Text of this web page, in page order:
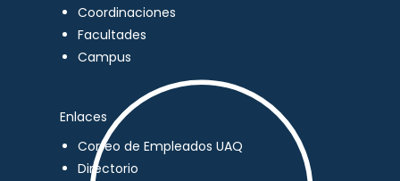
Coordinaciones
Facultades
Campus
Enlaces
Correo de Empleados UAQ
Directorio